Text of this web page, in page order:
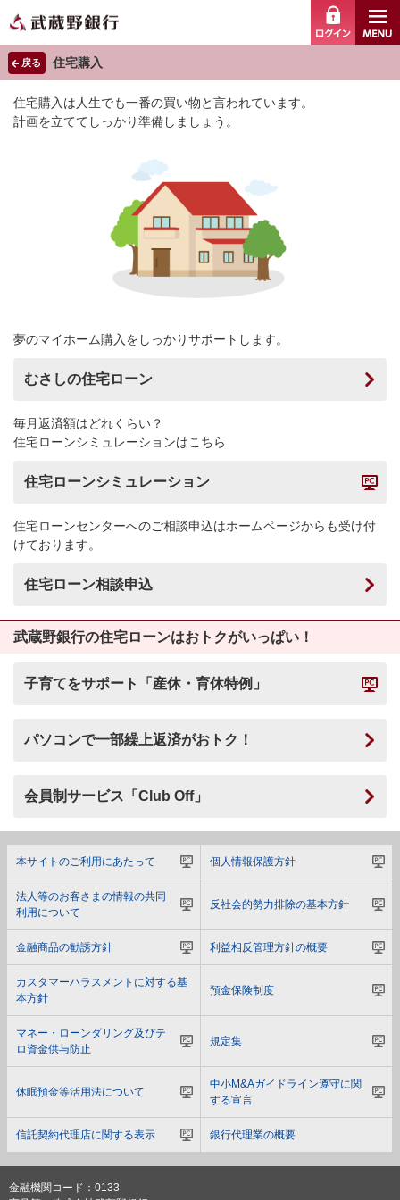
ログイ
戻る 住宅購入
住宅購入は人生でも一番の買い物と言われています。
計画を立ててしっかり準備しましょう。
夢のマイホーム購入をしっかりサポートします。
むさしの住宅ローン
毎月返済額はどれくらい？
住宅ローンシミュレーションはこちら
住宅ローンシミュレーション
住宅ローンセンターへのご相談申込はホームページからも受け付
けております。
住宅ローン相談申込
武蔵野銀行の住宅ローンはおトクがいっぱい！
子育てをサポート「産休・育休特例」
パソコンで一部繰上返済がおトク！
会員制サービス「Club Off」
本サイトのご利用にあたって 個人情報保護方針
法人等のお客さまの情報の共同
利用について
反社会的勢力排除の基本方針
金融商品の勧誘方針 利益相反管理方針の概要
カスタマーハラスメントに対する基
本方針
預金保険制度
マネー・ローンダリング及びテ
ロ資金供与防止
規定集
休眠預金等活用法について
中小M&Aガイドライン遵守に関
する宣言
信託契約代理店に関する表示 銀行代理業の概要
金融機関コード：0133